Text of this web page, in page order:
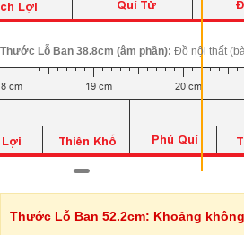
Thước Lỗ Ban 38.8cm (âm phần): Đồ nội thất
Thước Lỗ Ban 52.2cm: Khoảng